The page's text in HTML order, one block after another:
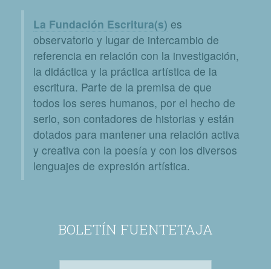
La Fundación Escritura(s) es
observatorio y lugar de intercambio de
referencia en relación con la investigación,
la didáctica y la práctica artística de la
escritura. Parte de la premisa de que
todos los seres humanos, por el hecho de
serlo, son contadores de historias y están
dotados para mantener una relación activa
y creativa con la poesía y con los diversos
lenguajes de expresión artística.
BOLETÍN FUENTETAJA